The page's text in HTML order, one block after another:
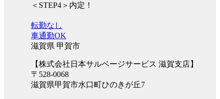
＜STEP4＞内定！
転勤なし
車通勤OK
滋賀県 甲賀市
【株式会社日本サルベージサービス 滋賀支店】
〒528-0068
滋賀県甲賀市水口町ひのきが丘7